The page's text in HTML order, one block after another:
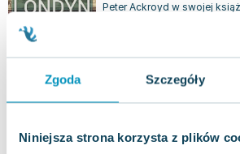
Zgoda Szczegóły
Niniejsza strona korzysta z plików
Peter Ackroyd w swojej
fascynującego świata